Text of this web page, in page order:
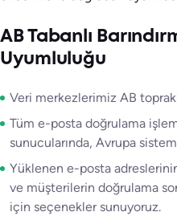
AB Tabanlı
Uyumluluğu
Veri merkezlerimiz AB
Tüm e-posta doğrulama
sunucularında, Avrupa
Yüklenen e-posta
ve müşterilerin doğrulama
için seçenekler sunuyoruz.